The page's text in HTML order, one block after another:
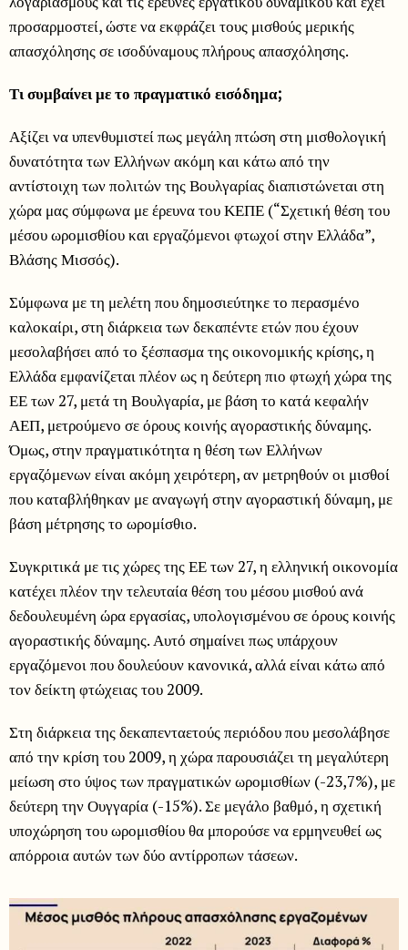
προσαρμοστεί, ώστε να εκφράζει τους μισθούς μερικής
απασχόλησης σε ισοδύναμους πλήρους απασχόλησης.
Τι συμβαίνει με το πραγματικό εισόδημα;
Αξίζει να υπενθυμιστεί πως μεγάλη πτώση στη μισθολογική
δυνατότητα των Ελλήνων ακόμη και κάτω από την
αντίστοιχη των πολιτών της Βουλγαρίας διαπιστώνεται στη
χώρα μας σύμφωνα με έρευνα του ΚΕΠΕ (“Σχετική θέση του
μέσου ωρομισθίου και εργαζόμενοι φτωχοί στην Ελλάδα”,
Βλάσης Μισσός).
Σύμφωνα με τη μελέτη που δημοσιεύτηκε το περασμένο
καλοκαίρι, στη διάρκεια των δεκαπέντε ετών που έχουν
μεσολαβήσει από το ξέσπασμα της οικονομικής κρίσης, η
Ελλάδα εμφανίζεται πλέον ως η δεύτερη πιο φτωχή χώρα της
ΕΕ των 27, μετά τη Βουλγαρία, με βάση το κατά κεφαλήν
ΑΕΠ, μετρούμενο σε όρους κοινής αγοραστικής δύναμης.
Όμως, στην πραγματικότητα η θέση των Ελλήνων
εργαζόμενων είναι ακόμη χειρότερη, αν μετρηθούν οι μισθοί
που καταβλήθηκαν με αναγωγή στην αγοραστική δύναμη, με
βάση μέτρησης το ωρομίσθιο.
Συγκριτικά με τις χώρες της ΕΕ των 27, η ελληνική οικονομία
κατέχει πλέον την τελευταία θέση του μέσου μισθού ανά
δεδουλευμένη ώρα εργασίας, υπολογισμένου σε όρους κοινής
αγοραστικής δύναμης. Αυτό σημαίνει πως υπάρχουν
εργαζόμενοι που δουλεύουν κανονικά, αλλά είναι κάτω από
τον δείκτη φτώχειας του 2009.
Στη διάρκεια της δεκαπενταετούς περιόδου που μεσολάβησε
από την κρίση του 2009, η χώρα παρουσιάζει τη μεγαλύτερη
μείωση στο ύψος των πραγματικών ωρομισθίων (-23,7%), με
δεύτερη την Ουγγαρία (-15%). Σε μεγάλο βαθμό, η σχετική
υποχώρηση του ωρομισθίου θα μπορούσε να ερμηνευθεί ως
απόρροια αυτών των δύο αντίρροπων τάσεων.